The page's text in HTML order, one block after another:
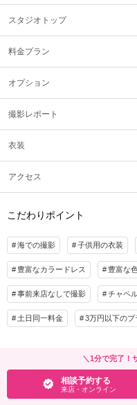
スタジオトップ
料金プラン
オプション
撮影レポート
衣装
アクセス
こだわりポイント
海での撮影 子供用の衣装
豊富なカラードレス 豊富な
事前来店なしで撮影 チャペ
土日同一料金 3万円以下のプ
＼1分で完了！
相談予約する
来店・オンライン